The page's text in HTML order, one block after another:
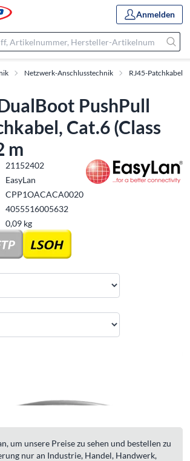
Anmelden
Netzwerk-Anschlusstechnik RJ45-Patchkabel
PushPull
Cat.6 (Class
m
21152402
EasyLan
CPP1OACACA0020
4055516005632
0,09 kg
um unsere Preise zu sehen und bestellen zu
nur an Industrie, Handel, Handwerk,